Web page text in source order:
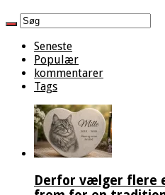
Seneste
Populær
kommentarer
Tags
Derfor vælger flere